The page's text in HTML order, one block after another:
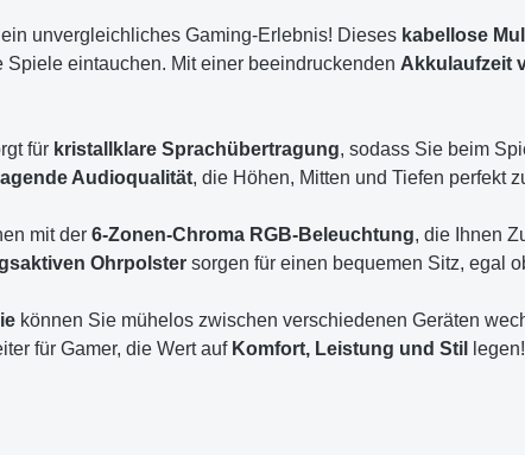
ein unvergleichliches Gaming-Erlebnis! Dieses kabellose
eintauchen. Mit einer beeindruckenden Akkulaufzeit
für kristallklare Sprachübertragung, sodass Sie beim
Audioqualität, die Höhen, Mitten und Tiefen perfekt
mit der 6-Zonen-Chroma RGB-Beleuchtung, die Ihnen
Ohrpolster sorgen für einen bequemen Sitz, egal
können Sie mühelos zwischen verschiedenen Geräten
für Gamer, die Wert auf Komfort, Leistung und Stil legen!